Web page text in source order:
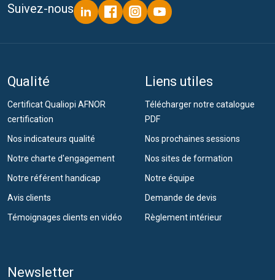
Suivez-nous
Qualité
Certificat Qualiopi AFNOR
certification
Nos indicateurs qualité
Notre charte d'engagement
Notre référent handicap
Avis clients
Témoignages clients en vidéo
Liens utiles
Télécharger notre catalogue
PDF
Nos prochaines sessions
Nos sites de formation
Notre équipe
Demande de devis
Règlement intérieur
Newsletter